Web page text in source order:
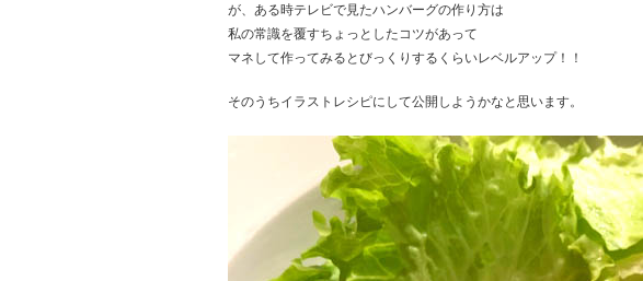
が、ある時テレビで見たハンバーグの作り方は
私の常識を覆すちょっとしたコツがあって
マネして作ってみるとびっくりするくらいレベルアップ！！
そのうちイラストレシピにして公開しようかなと思います。